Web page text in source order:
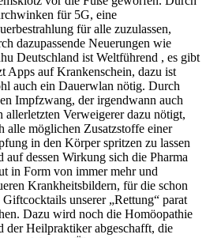
für 5G, eine
für alle zuzulassen,
dazupassende Neuerungen wie
Deutschland ist Weltführend , es gibt
Apps auf Krankenschein, dazu ist
auch ein Dauerwlan nötig. Durch
Impfzwang, der irgendwann auch
allerletzten Verweigerer dazu nötigt,
alle möglichen Zusatzstoffe einer
in den Körper spritzen zu lassen
auf dessen Wirkung sich die Pharma
in Form von immer mehr und
Krankheitsbildern, für die schon
Giftcocktails unserer „Rettung“ parat
Dazu wird noch die Homöopathie
der Heilpraktiker abgeschafft, die